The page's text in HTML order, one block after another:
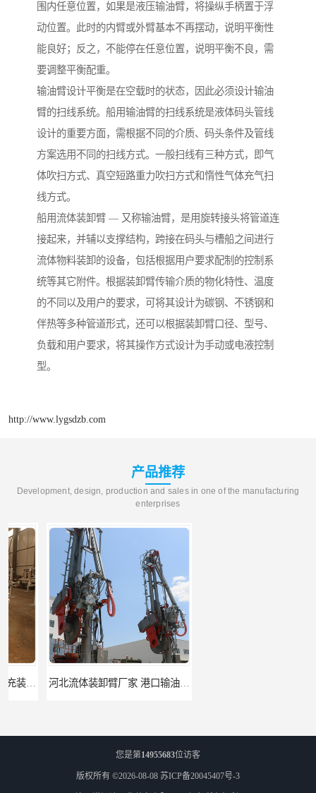
围内任意位置，如果是液压输油臂，将操纵手柄置于浮
动位置。此时的内臂或外臂基本不再摆动，说明平衡性
能良好；反之，不能停在任意位置，说明平衡不良，需
要调整平衡配重。
输油臂设计平衡是在空载时的状态，因此必须设计输油
臂的扫线系统。船用输油臂的扫线系统是液体码头管线
设计的重要方面，需根据不同的介质、码头条件及管线
方案选用不同的扫线方式。一般扫线有三种方式，即气
体吹扫方式、真空短路重力吹扫方式和惰性气体充气扫
线方式。
船用流体装卸臂 — 又称输油臂，是用旋转接头将管道连
接起来，并辅以支撑结构，跨接在码头与槽船之间进行
流体物料装卸的设备，包括根据用户要求配制的控制系
统等其它附件。根据装卸臂传输介质的物化特性、温度
的不同以及用户的要求，可将其设计为碳钢、不锈钢和
伴热等多种管道形式，还可以根据装卸臂口径、型号、
负载和用户要求，将其操作方式设计为手动或电液控制
型。
http://www.lygsdzb.com
产品推荐
Development, design, production and sales in one of the manufacturing
enterprises
河北流体装卸臂厂家 港口输油臂 节能环保
您是第14955683位访客
版权所有 ©2026-08-08 苏ICP备20045407号-3